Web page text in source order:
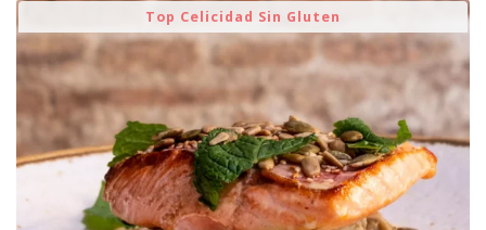
Top Celicidad Sin Gluten